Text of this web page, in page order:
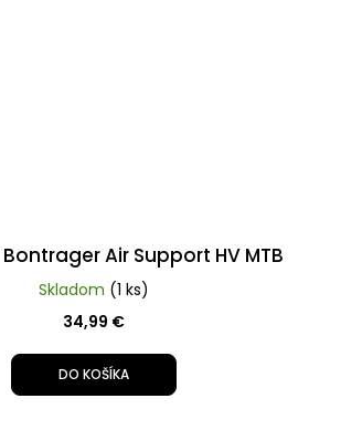
Air Support HV MTB
Skladom (1 ks)
34,99 €
DO KOŠÍKA